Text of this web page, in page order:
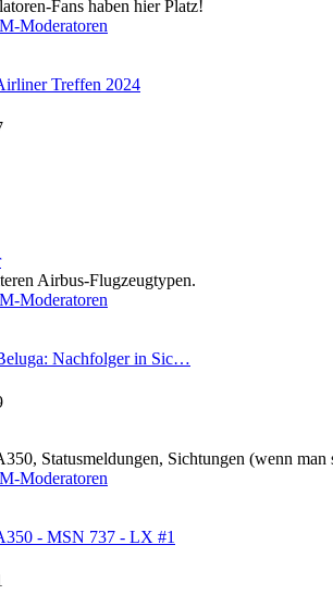
Fans haben hier Platz!
Moderatoren
Treffen 2024
Airbus-Flugzeugtypen.
Moderatoren
Nachfolger in Sic…
Statusmeldungen, Sichtungen (wenn man
Moderatoren
- MSN 737 - LX #1